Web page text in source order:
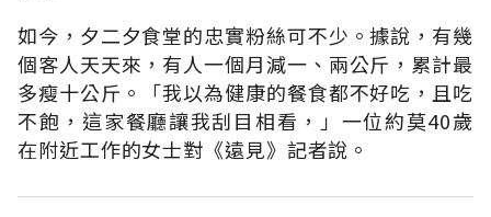
如今，夕二夕食堂的忠實粉絲可不少。據說，有幾
個客人天天來，有人一個月減一、兩公斤，累計最
多瘦十公斤。「我以為健康的餐食都不好吃，且吃
不飽，這家餐廳讓我刮目相看，」一位約莫40歲
在附近工作的女士對《遠見》記者說。